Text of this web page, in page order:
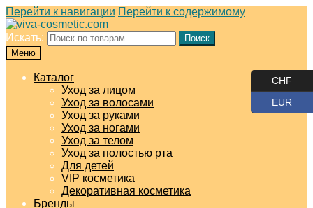
Перейти к навигации Перейти к содержимому
Искать:
Поиск
Меню
Каталог
Уход за лицом
Уход за волосами
Уход за руками
Уход за ногами
Уход за телом
Уход за полостью рта
Для детей
VIP косметика
Декоративная косметика
Бренды
CHF
EUR